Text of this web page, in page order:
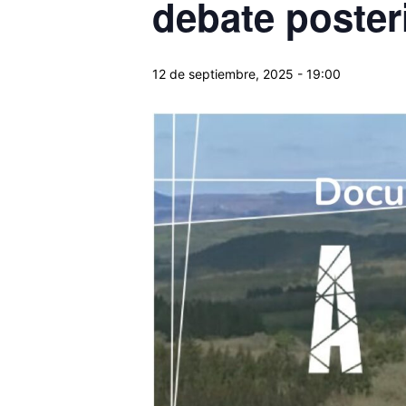
debate
12 de septiembre, 2025 - 19:00